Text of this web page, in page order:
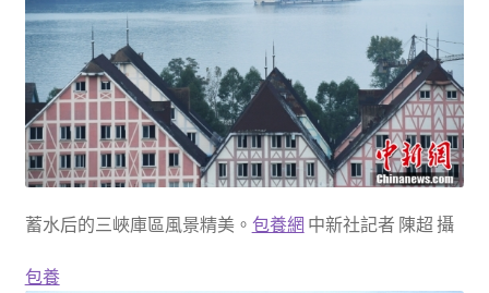
蓄水后的三峽庫區風景精美。 包養網 中新社記者 陳超 攝
包養